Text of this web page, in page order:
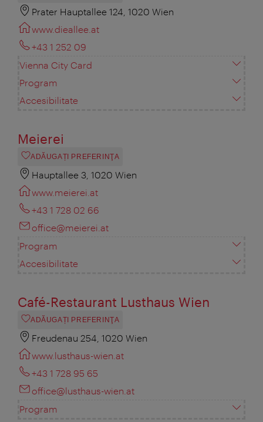
Prater Hauptallee 124, 1020 Wien
www.dieallee.at
+43 1 252 09
Vienna City Card
Program
Accesibilitate
Meierei
ADĂUGAȚI PREFERINŢA
Hauptallee 3, 1020 Wien
www.meierei.at
+43 1 728 02 66
office@meierei.at
Program
Accesibilitate
Café-Restaurant Lusthaus Wien
ADĂUGAȚI PREFERINŢA
Freudenau 254, 1020 Wien
www.lusthaus-wien.at
+43 1 728 95 65
office@lusthaus-wien.at
Program